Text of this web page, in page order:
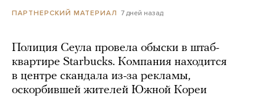
ПАРТНЕРСКИЙ МАТЕРИАЛ 7 дней назад
Полиция Сеула провела обыски в штаб-
квартире Starbucks. Компания находится
в центре скандала из-за рекламы,
оскорбившей жителей Южной Кореи